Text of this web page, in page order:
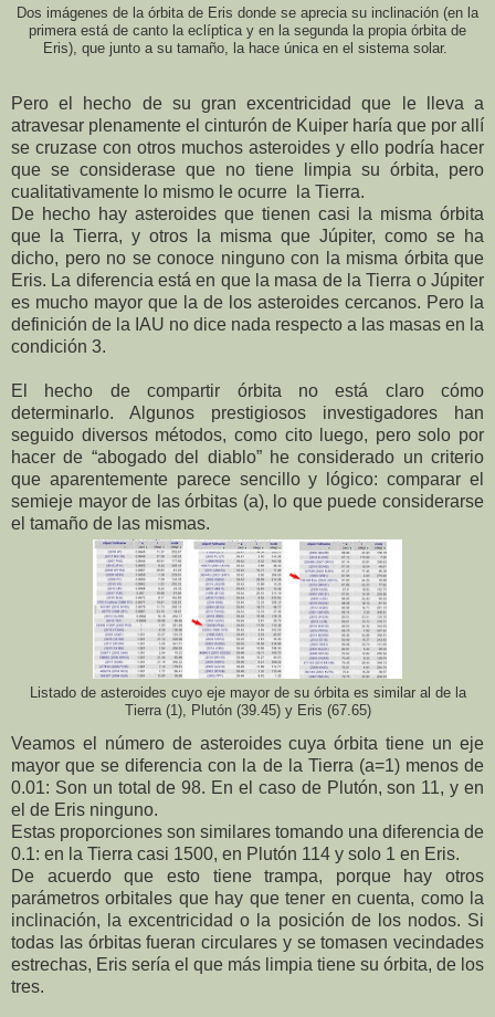
Dos imágenes de la órbita de Eris donde se aprecia su inclinación (en la
primera está de canto la eclíptica y en la segunda la propia órbita de
Eris), que junto a su tamaño, la hace única en el sistema solar.
Pero el hecho de su gran excentricidad que le lleva a
atravesar plenamente el cinturón de Kuiper haría que por allí
se cruzase con otros muchos asteroides y ello podría hacer
que se considerase que no tiene limpia su órbita, pero
cualitativamente lo mismo le ocurre la Tierra.
De hecho hay asteroides que tienen casi la misma órbita
que la Tierra, y otros la misma que Júpiter, como se ha
dicho, pero no se conoce ninguno con la misma órbita que
Eris. La diferencia está en que la masa de la Tierra o Júpiter
es mucho mayor que la de los asteroides cercanos. Pero la
definición de la IAU no dice nada respecto a las masas en la
condición 3.
El hecho de compartir órbita no está claro cómo
determinarlo. Algunos prestigiosos investigadores han
seguido diversos métodos, como cito luego, pero solo por
hacer de “abogado del diablo” he considerado un criterio
que aparentemente parece sencillo y lógico: comparar el
semieje mayor de las órbitas (a), lo que puede considerarse
el tamaño de las mismas.
Listado de asteroides cuyo eje mayor de su órbita es similar al de la
Tierra (1), Plutón (39.45) y Eris (67.65)
Veamos el número de asteroides cuya órbita tiene un eje
mayor que se diferencia con la de la Tierra (a=1) menos de
0.01: Son un total de 98. En el caso de Plutón, son 11, y en
el de Eris ninguno.
Estas proporciones son similares tomando una diferencia de
0.1: en la Tierra casi 1500, en Plutón 114 y solo 1 en Eris.
De acuerdo que esto tiene trampa, porque hay otros
parámetros orbitales que hay que tener en cuenta, como la
inclinación, la excentricidad o la posición de los nodos. Si
todas las órbitas fueran circulares y se tomasen vecindades
estrechas, Eris sería el que más limpia tiene su órbita, de los
tres.